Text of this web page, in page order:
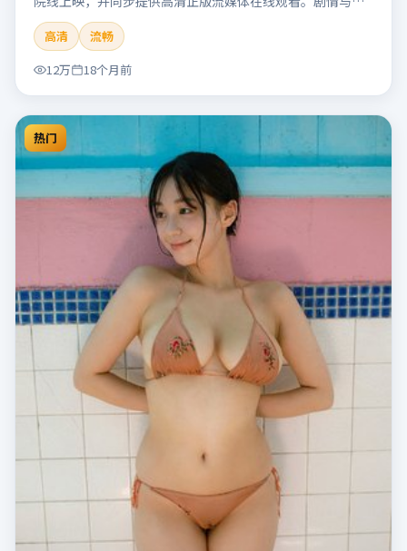
点：动作场面密集，节奏明快，适合喜欢热血追缉与爆破场
面的观众。本片适合检索「余温群像」「冯小刚」「动作」
「日本」「2025」「2025-02-10上映」等关键词的影迷阅读
简介与主创信息。
高清
流畅
12万
18个月前
热门